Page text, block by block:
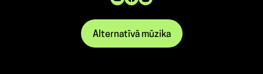
Alternatīvā mūzika